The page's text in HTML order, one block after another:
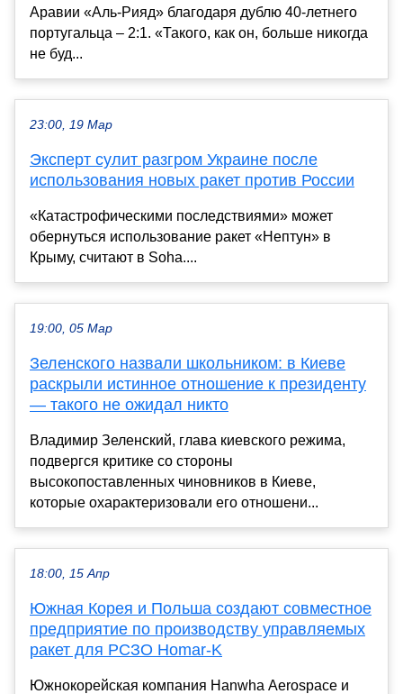
Аравии «Аль-Рияд» благодаря дублю 40-летнего
португальца – 2:1. «Такого, как он, больше никогда
не буд...
23:00, 19 Мар
Эксперт сулит разгром Украине после
использования новых ракет против России
«Катастрофическими последствиями» может
обернуться использование ракет «Нептун» в
Крыму, считают в Soha....
19:00, 05 Мар
Зеленского назвали школьником: в Киеве
раскрыли истинное отношение к президенту
— такого не ожидал никто
Владимир Зеленский, глава киевского режима,
подвергся критике со стороны
высокопоставленных чиновников в Киеве,
которые охарактеризовали его отношени...
18:00, 15 Апр
Южная Корея и Польша создают совместное
предприятие по производству управляемых
ракет для РСЗО Homar-K
Южнокорейская компания Hanwha Aerospace и